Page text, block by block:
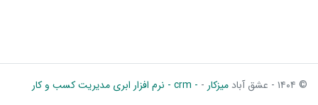
© ۱۴۰۴ - عشق آباد میزکار - - crm - نرم افزار ابری مدیریت کسب و کار